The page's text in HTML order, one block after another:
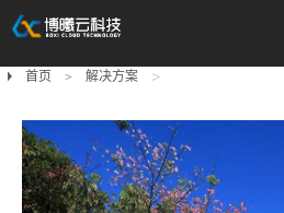
首页 >
解决方案